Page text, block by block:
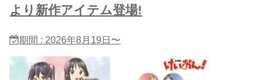
より新作アイテム登場!
期間 : 2026年8月19日〜